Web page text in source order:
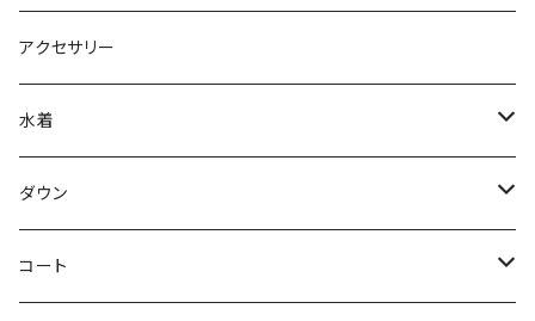
アクセサリー
水着
～44/S
46/M
ダウン
～44/S
コート